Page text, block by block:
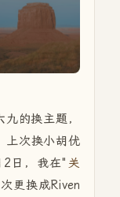
的换主题，
上次换小胡优
日，我在" 关
更换成Riven